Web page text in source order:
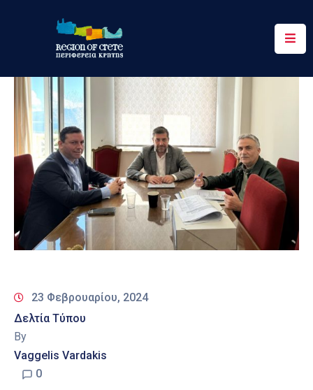
Περιφέρεια
Ενημέρωση
Έργα
Δράσεις
Ψηφιακές
Υπηρεσίες
Επικοινωνία
23 Φεβρουαρίου, 2024
Δελτία Τύπου
By
Vaggelis Vardakis
0